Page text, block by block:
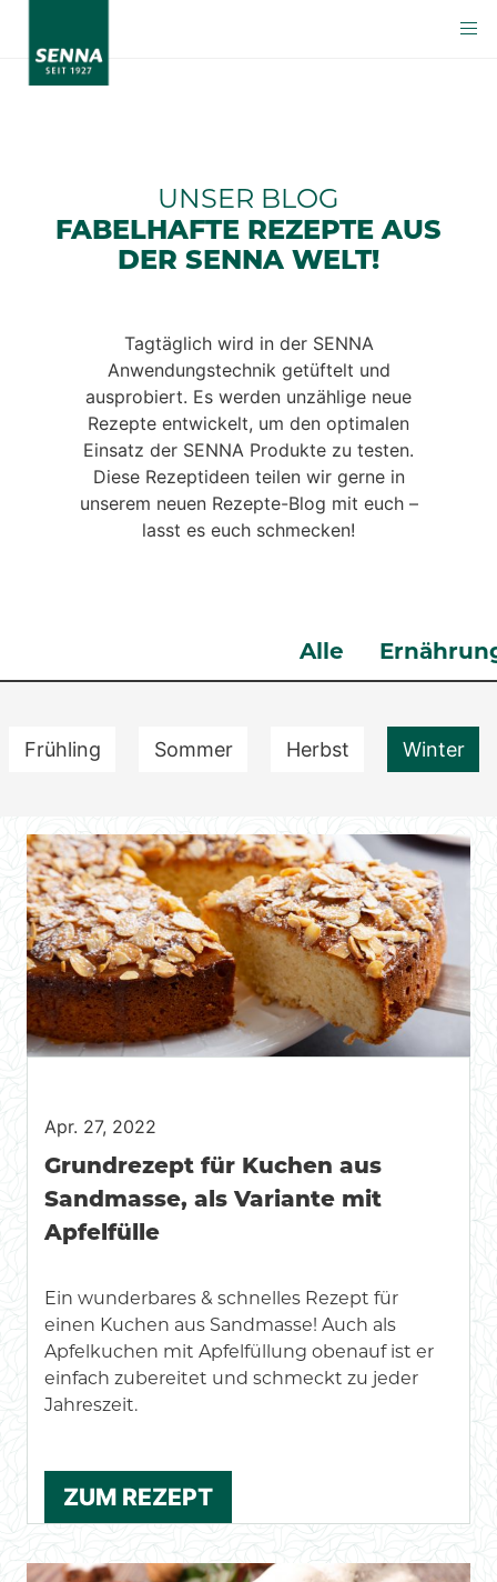
UNSER BLOG
FABELHAFTE REZEPTE AUS
DER SENNA WELT!
Tagtäglich wird in der SENNA
Anwendungstechnik getüftelt und
ausprobiert. Es werden unzählige neue
Rezepte entwickelt, um den optimalen
Einsatz der SENNA Produkte zu testen.
Diese Rezeptideen teilen wir gerne in
unserem neuen Rezepte-Blog mit euch –
lasst es euch schmecken!
Alle
Frühling Sommer Herbst Winter
Apr. 27, 2022
Grundrezept für Kuchen aus
Sandmasse, als Variante mit
Apfelfülle
Ein wunderbares & schnelles Rezept für
einen Kuchen aus Sandmasse! Auch als
Apfelkuchen mit Apfelfüllung obenauf ist er
einfach zubereitet und schmeckt zu jeder
Jahreszeit.
ZUM REZEPT